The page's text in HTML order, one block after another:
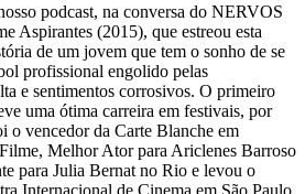
podcast, na conversa do NERVOS
Aspirantes (2015), que estreou esta
de um jovem que tem o sonho de se
profissional engolido pelas
e sentimentos corrosivos. O primeiro
uma ótima carreira em festivais, por
o vencedor da Carte Blanche em
Melhor Ator para Ariclenes Barroso
para Julia Bernat no Rio e levou o
Internacional de Cinema em São Paulo.